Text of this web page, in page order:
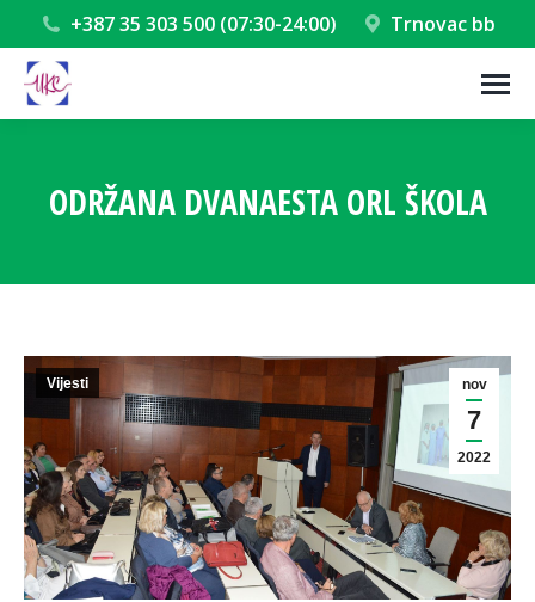
+387 35 303 500 (07:30-24:00) Trnovac bb
ODRŽANA DVANAESTA ORL ŠKOLA
nov
7
2022
Vijesti